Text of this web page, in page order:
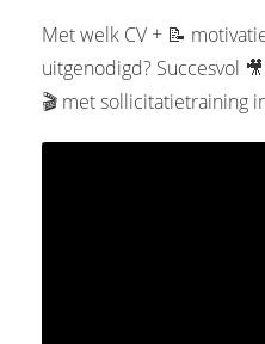
Met welk CV + 📝
uitgenodigd? Succesvol
🎬 met sollicitatietraining
website-